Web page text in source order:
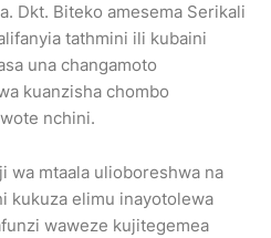
Dkt. Biteko amesema Serikali
tathmini ili kubaini
una changamoto
kuanzisha chombo
nchini.
wa mtaala ulioboreshwa na
kukuza elimu inayotolewa
waweze kujitegemea